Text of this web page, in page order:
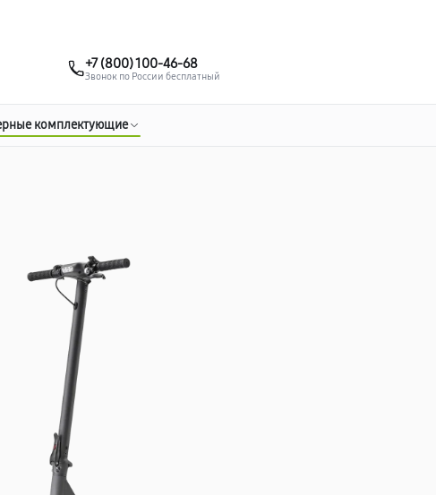
+7 (800) 100-46-68
Звонок по России бесплатный
комплектующие